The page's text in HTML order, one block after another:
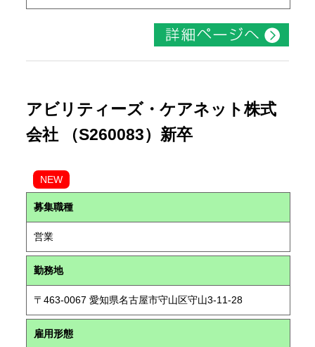
アビリティーズ・ケアネット株式
会社 （S260083）新卒
NEW
募集職種
営業
勤務地
〒463-0067 愛知県名古屋市守山区守山3-11-28
雇用形態